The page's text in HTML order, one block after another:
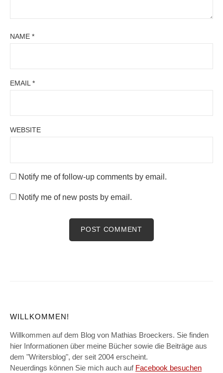
NAME *
EMAIL *
WEBSITE
Notify me of follow-up comments by email.
Notify me of new posts by email.
WILLKOMMEN!
Willkommen auf dem Blog von Mathias Broeckers. Sie finden
hier Informationen über meine Bücher sowie die Beiträge aus
dem "Writersblog", der seit 2004 erscheint.
Neuerdings können Sie mich auch auf Facebook besuchen